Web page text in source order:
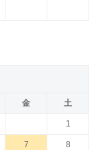
金 土
1
7 8